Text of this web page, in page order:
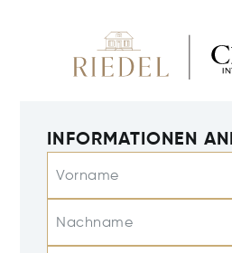
INFORMATIONEN
Vorname
Nachname